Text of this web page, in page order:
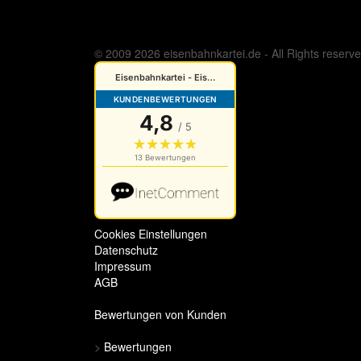
© 2009 2026 eisenbahnkartei.de - All Rights
Cookies Einstellungen
Datenschutz
Impressum
AGB
Bewertungen von Kunden
> Bewertungen